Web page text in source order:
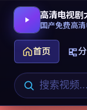
高清电视剧
国产免费高
首页